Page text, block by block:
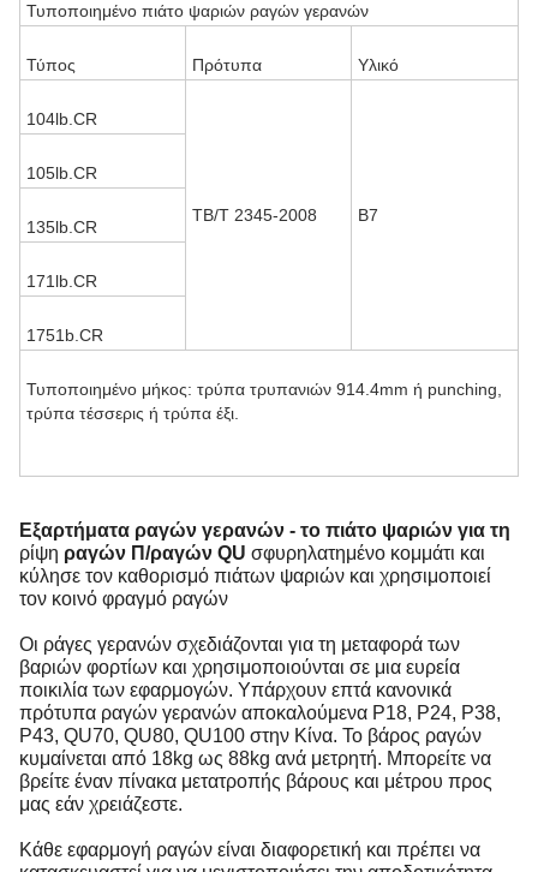
Τυποποιημένο πιάτο ψαριών ραγών γερανών
Τύπος Πρότυπα Υλικό
104lb.CR
TB/T 2345-2008 B7
105lb.CR
135lb.CR
171lb.CR
1751b.CR
Τυποποιημένο μήκος: τρύπα τρυπανιών 914.4mm ή punching,
τρύπα τέσσερις ή τρύπα έξι.
Εξαρτήματα ραγών γερανών - το πιάτο ψαριών για τη
ρίψη ραγών Π/ραγών QU σφυρηλατημένο κομμάτι και
κύλησε τον καθορισμό πιάτων ψαριών και χρησιμοποιεί
τον κοινό φραγμό ραγών
Οι ράγες γερανών σχεδιάζονται για τη μεταφορά των
βαριών φορτίων και χρησιμοποιούνται σε μια ευρεία
ποικιλία των εφαρμογών. Υπάρχουν επτά κανονικά
πρότυπα ραγών γερανών αποκαλούμενα P18, P24, P38,
P43, QU70, QU80, QU100 στην Κίνα. Το βάρος ραγών
κυμαίνεται από 18kg ως 88kg ανά μετρητή. Μπορείτε να
βρείτε έναν πίνακα μετατροπής βάρους και μέτρου προς
μας εάν χρειάζεστε.
Κάθε εφαρμογή ραγών είναι διαφορετική και πρέπει να